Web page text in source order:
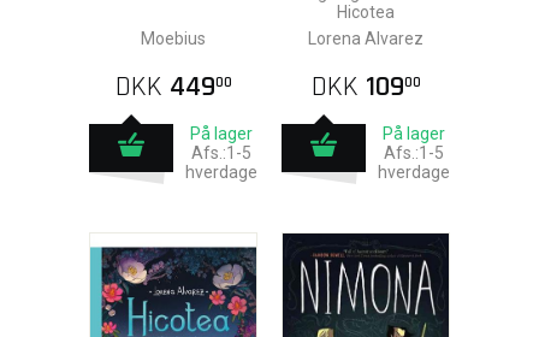
Moebius
DKK 44900
På lager
Afs.:1-5
hverdage
Hicotea
Lorena Alvarez
DKK 10900
På lager
Afs.:1-5
hverdage